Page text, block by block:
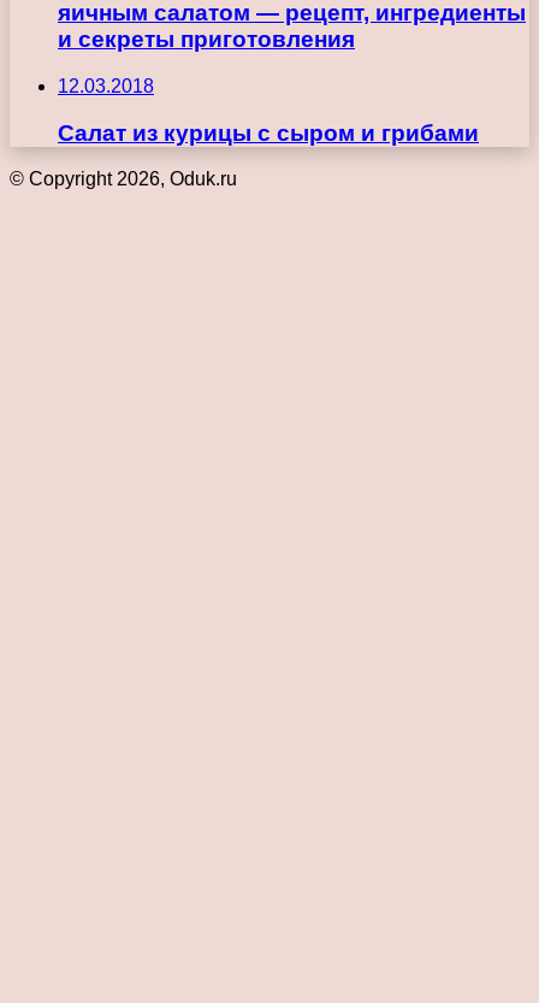
яичным салатом — рецепт, ингредиенты
и секреты приготовления
12.03.2018
Салат из курицы с сыром и грибами
© Copyright 2026, Oduk.ru